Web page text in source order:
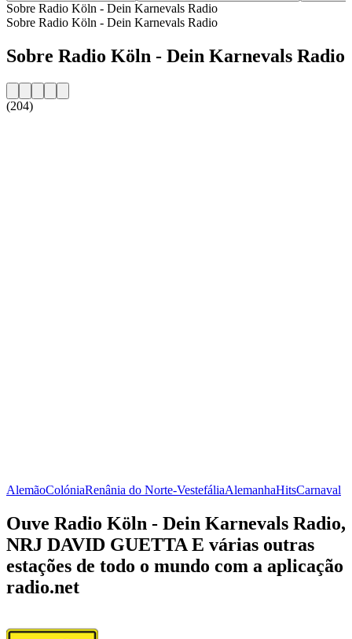
Sobre Radio Köln - Dein Karnevals Radio
Sobre Radio Köln - Dein Karnevals Radio
Sobre Radio Köln - Dein Karnevals Radio
(204)
AlemãoColóniaRenânia do Norte-VestefáliaAlemanhaHitsCarnaval
Ouve Radio Köln - Dein Karnevals Radio,
NRJ DAVID GUETTA E várias outras
estações de todo o mundo com a aplicação
radio.net